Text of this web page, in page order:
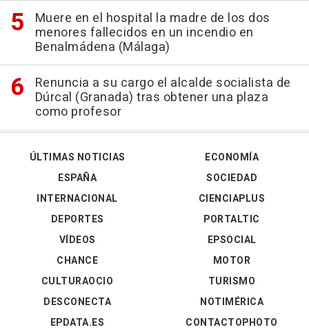
Muere en el hospital la madre de los dos
menores fallecidos en un incendio en
Benalmádena (Málaga)
Renuncia a su cargo el alcalde socialista de
Dúrcal (Granada) tras obtener una plaza
como profesor
ÚLTIMAS NOTICIAS
ESPAÑA
INTERNACIONAL
DEPORTES
VÍDEOS
ECONOMÍA
SOCIEDAD
CIENCIAPLUS
PORTALTIC
EPSOCIAL
CHANCE
CULTURAOCIO
DESCONECTA
EPDATA.ES
MOTOR
TURISMO
NOTIMÉRICA
CONTACTOPHOTO